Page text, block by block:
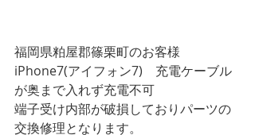
福岡県粕屋郡篠栗町のお客様
iPhone7(アイフォン7)　充電ケーブル
が奥まで入れず充電不可
端子受け内部が破損しておりパーツの
交換修理となります。